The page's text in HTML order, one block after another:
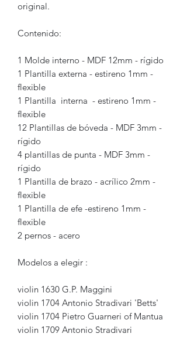
original.
Contenido:
1 Molde interno - MDF 12mm - rígido
1 Plantilla externa - estireno 1mm -
flexible
1 Plantilla interna - estireno 1mm -
flexible
12 Plantillas de bóveda - MDF 3mm -
rígido
4 plantillas de punta - MDF 3mm -
rígido
1 Plantilla de brazo - acrílico 2mm -
flexible
1 Plantilla de efe -estireno 1mm -
flexible
2 pernos - acero
Modelos a elegir :
violin 1630 G.P. Maggini
violin 1704 Antonio Stradivari 'Betts'
violin 1704 Pietro Guarneri of Mantua
violin 1709 Antonio Stradivari